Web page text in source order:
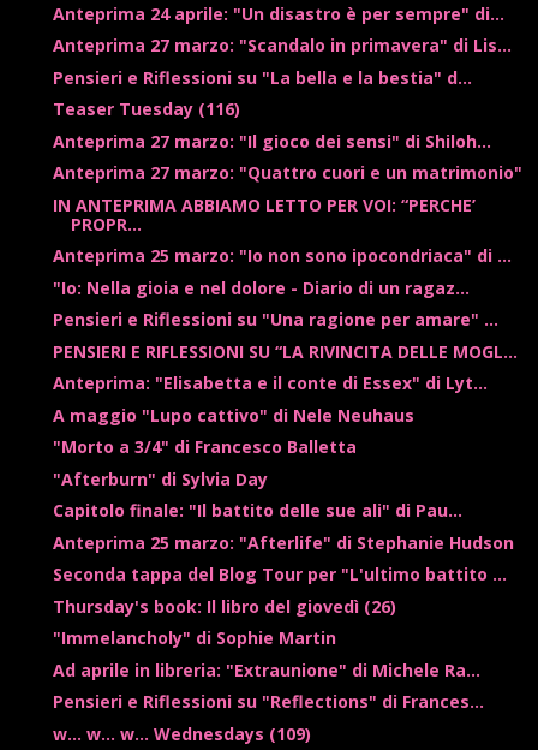
Anteprima 24 aprile: "Un disastro è per sempre" di...
Anteprima 27 marzo: "Scandalo in primavera" di Lis...
Pensieri e Riflessioni su "La bella e la bestia" d...
Teaser Tuesday (116)
Anteprima 27 marzo: "Il gioco dei sensi" di Shiloh...
Anteprima 27 marzo: "Quattro cuori e un matrimonio"
IN ANTEPRIMA ABBIAMO LETTO PER VOI: “PERCHE’
PROPR...
Anteprima 25 marzo: "Io non sono ipocondriaca" di ...
"Io: Nella gioia e nel dolore - Diario di un ragaz...
Pensieri e Riflessioni su "Una ragione per amare" ...
PENSIERI E RIFLESSIONI SU “LA RIVINCITA DELLE MOGL...
Anteprima: "Elisabetta e il conte di Essex" di Lyt...
A maggio "Lupo cattivo" di Nele Neuhaus
"Morto a 3/4" di Francesco Balletta
"Afterburn" di Sylvia Day
Capitolo finale: "Il battito delle sue ali" di Pau...
Anteprima 25 marzo: "Afterlife" di Stephanie Hudson
Seconda tappa del Blog Tour per "L'ultimo battito ...
Thursday's book: Il libro del giovedì (26)
"Immelancholy" di Sophie Martin
Ad aprile in libreria: "Extraunione" di Michele Ra...
Pensieri e Riflessioni su "Reflections" di Frances...
w... w... w... Wednesdays (109)